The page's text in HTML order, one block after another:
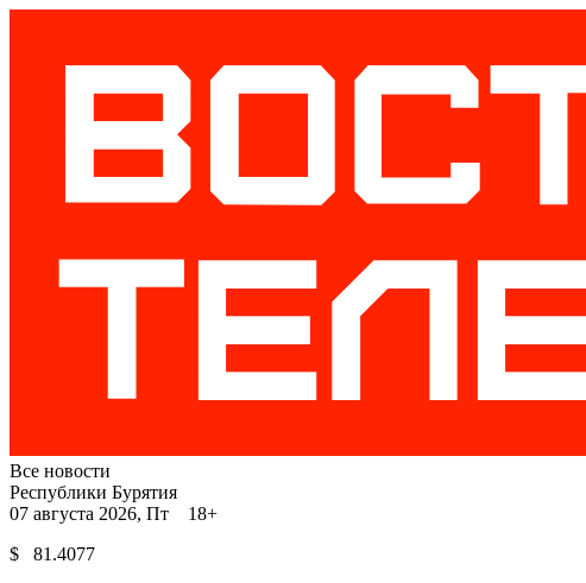
Все новости
Республики Бурятия
07 августа 2026, Пт 18+
$ 81.4077